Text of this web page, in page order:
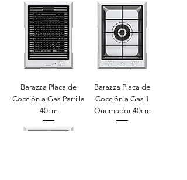
Barazza Placa de
Cocción a Gas Parrilla
40cm
Barazza Placa de
Cocción a Gas 1
Quemador 40cm